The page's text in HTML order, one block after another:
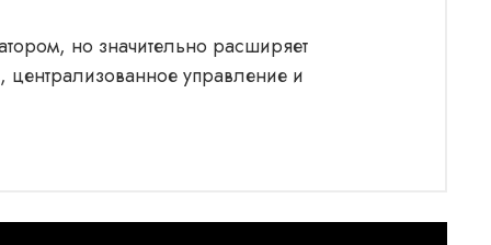
но значительно расширяет
централизованное управление и